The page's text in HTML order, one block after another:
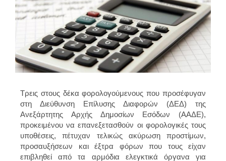
Τρεις στους δέκα φορολογούμενους που προσέφυγαν
στη Διεύθυνση Επίλυσης Διαφορών (ΔΕΔ) της
Ανεξάρτητης Αρχής Δημοσίων Εσόδων (ΑΑΔΕ),
προκειμένου να επανεξετασθούν οι φορολογικές τους
υποθέσεις, πέτυχαν τελικώς ακύρωση προστίμων,
προσαυξήσεων και έξτρα φόρων που τους είχαν
επιβληθεί από τα αρμόδια ελεγκτικά όργανα για